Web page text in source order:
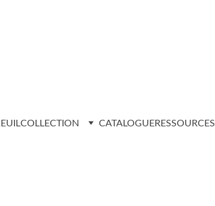
COLLECTION CATALOGUERESSOURCES